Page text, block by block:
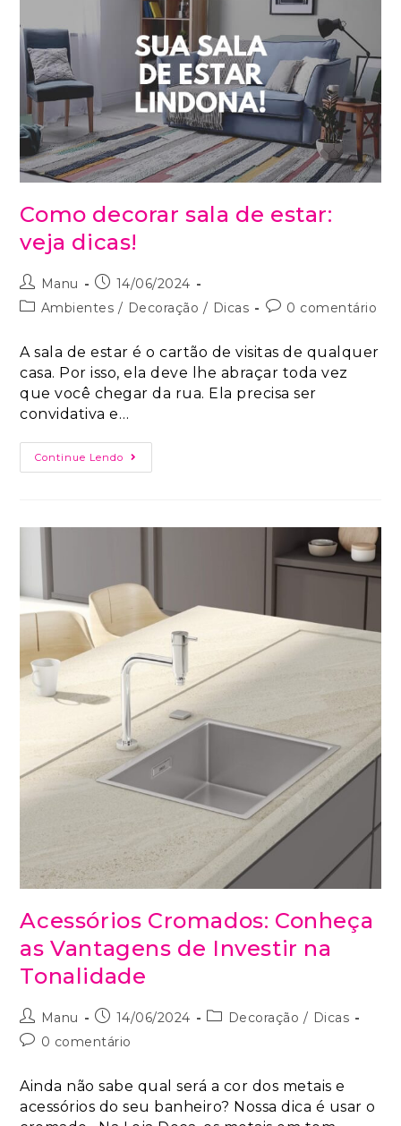
Como decorar sala de estar:
veja dicas!
Manu
14/06/2024
Ambientes / Decoração / Dicas 0 comentário
A sala de estar é o cartão de visitas de qualquer
casa. Por isso, ela deve lhe abraçar toda vez
que você chegar da rua. Ela precisa ser
convidativa e…
Continue Lendo
Acessórios Cromados: Conheça
as Vantagens de Investir na
Tonalidade
Manu 14/06/2024 Decoração / Dicas
0 comentário
Ainda não sabe qual será a cor dos metais e
acessórios do seu banheiro? Nossa dica é usar o